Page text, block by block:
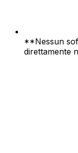
**Nessun
direttamente